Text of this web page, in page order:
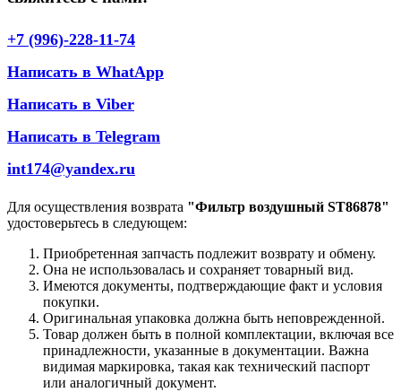
+7 (996)-228-11-74
Написать в WhatApp
Написать в Viber
Написать в Telegram
int174@yandex.ru
Для осуществления возврата "Фильтр воздушный ST86878"
удостоверьтесь в следующем:
Приобретенная запчасть подлежит возврату и обмену.
Она не использовалась и сохраняет товарный вид.
Имеются документы, подтверждающие факт и условия
покупки.
Оригинальная упаковка должна быть неповрежденной.
Товар должен быть в полной комплектации, включая все
принадлежности, указанные в документации. Важна
видимая маркировка, такая как технический паспорт
или аналогичный документ.